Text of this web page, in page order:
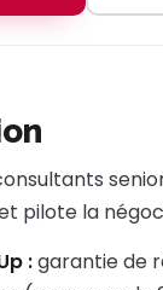
pilote la
:garantie de